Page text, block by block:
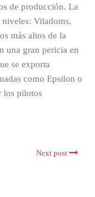
de producción. La
niveles: Viladoms,
más altos de la
una gran pericia en
se exporta
como Epsilon o
los pilotos
Next post